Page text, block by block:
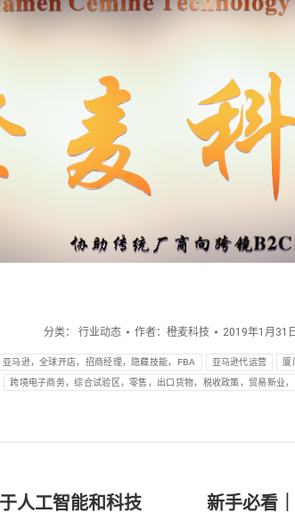
分类： 行业动态 作者： 橙麦科技 2019年1月31日
亚马逊，全球开店，招商经理，隐藏技能，FBA 亚马逊代运营 厦
跨境电子商务，综合试验区，零售，出口货物，税收政策，贸易新业
人工智能和科技
下新手必看